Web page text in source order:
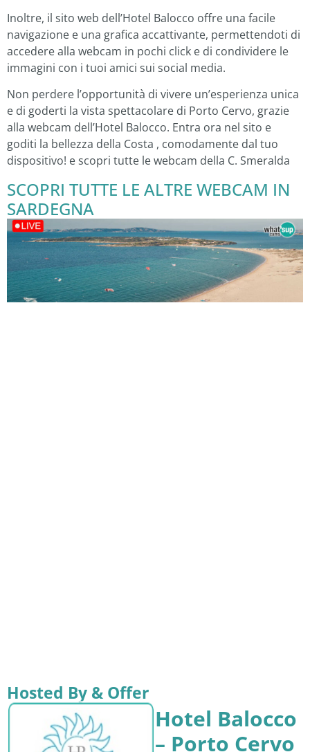
Inoltre, il sito web dell’Hotel Balocco offre una facile
navigazione e una grafica accattivante, permettendoti di
accedere alla webcam in pochi click e di condividere le
immagini con i tuoi amici sui social media.
Non perdere l’opportunità di vivere un’esperienza unica
e di goderti la vista spettacolare di Porto Cervo, grazie
alla webcam dell’Hotel Balocco. Entra ora nel sito e
goditi la bellezza della Costa , comodamente dal tuo
dispositivo! e scopri tutte le webcam della C. Smeralda
SCOPRI TUTTE LE ALTRE WEBCAM IN
SARDEGNA
Hosted By & Offer
Hotel Balocco
– Porto Cervo